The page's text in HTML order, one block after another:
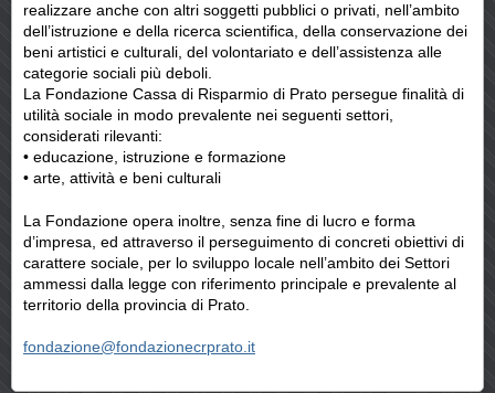
realizzare anche con altri soggetti pubblici o privati, nell’ambito
dell’istruzione e della ricerca scientifica, della conservazione dei
beni artistici e culturali, del volontariato e dell’assistenza alle
categorie sociali più deboli.
La Fondazione Cassa di Risparmio di Prato persegue finalità di
utilità sociale in modo prevalente nei seguenti settori,
considerati rilevanti:
• educazione, istruzione e formazione
• arte, attività e beni culturali
La Fondazione opera inoltre, senza fine di lucro e forma
d’impresa, ed attraverso il perseguimento di concreti obiettivi di
carattere sociale, per lo sviluppo locale nell’ambito dei Settori
ammessi dalla legge con riferimento principale e prevalente al
territorio della provincia di Prato.
fondazione@fondazionecrprato.it